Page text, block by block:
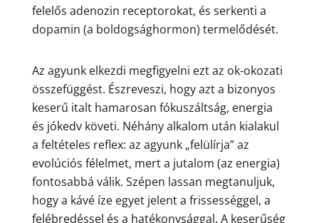
felelős adenozin receptorokat, és serkenti a
dopamin (a boldogsághormon) termelődését.
Az agyunk elkezdi megfigyelni ezt az ok-okozati
összefüggést. Észreveszi, hogy azt a bizonyos
keserű italt hamarosan fókuszáltság, energia
és jókedv követi. Néhány alkalom után kialakul
a feltételes reflex: az agyunk „felülírja” az
evolúciós félelmet, mert a jutalom (az energia)
fontosabbá válik. Szépen lassan megtanuljuk,
hogy a kávé íze egyet jelent a frissességgel, a
felébredéssel és a hatékonysággal. A keserűség